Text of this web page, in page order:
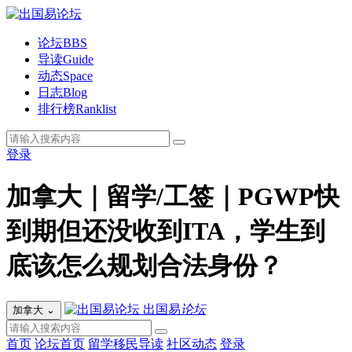
论坛BBS
导读Guide
动态Space
日志Blog
排行榜Ranklist
登录
加拿大｜留学/工签｜PGWP快
到期但还没收到ITA，学生到
底该怎么规划合法身份？
加拿大 ⌄ 出国易论坛
首页 论坛首页 留学移民导读 社区动态 登录